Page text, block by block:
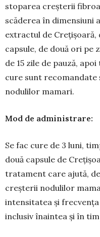
stoparea creşterii
scăderea în dimensiuni
extractul de Crețișoară,
capsule, de două ori pe
de 15 zile de pauză,
cure sunt recomandate
nodulilor mamari.
Mod de administrare:
Se fac cure de 3 luni,
două capsule de
tratament care ajută,
creșterii nodulilor
intensitatea şi
inclusiv înaintea și în